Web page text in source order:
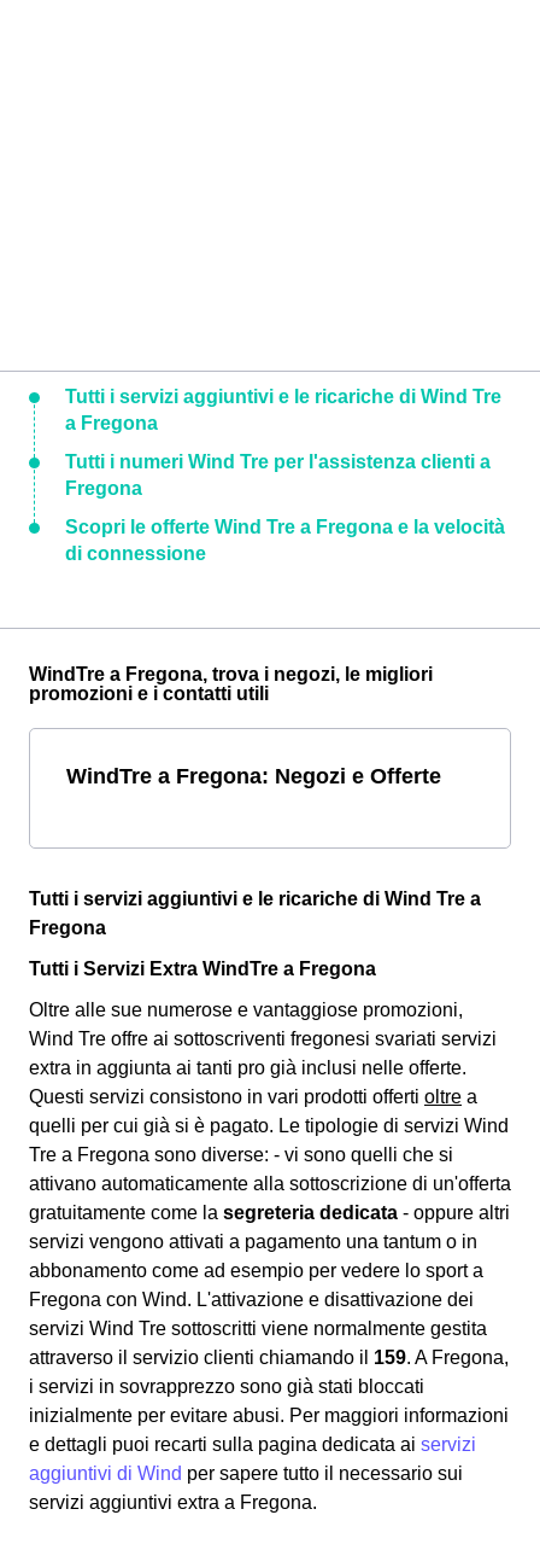
Tutti i servizi aggiuntivi e le ricariche di Wind Tre
a Fregona
Tutti i numeri Wind Tre per l'assistenza clienti a
Fregona
Scopri le offerte Wind Tre a Fregona e la velocità
di connessione
WindTre a Fregona, trova i negozi, le migliori
promozioni e i contatti utili
WindTre a Fregona: Negozi e Offerte
Tutti i servizi aggiuntivi e le ricariche di Wind Tre a
Fregona
Tutti i Servizi Extra WindTre a Fregona
Oltre alle sue numerose e vantaggiose promozioni,
Wind Tre offre ai sottoscriventi fregonesi svariati servizi
extra in aggiunta ai tanti pro già inclusi nelle offerte.
Questi servizi consistono in vari prodotti offerti oltre a
quelli per cui già si è pagato. Le tipologie di servizi Wind
Tre a Fregona sono diverse: - vi sono quelli che si
attivano automaticamente alla sottoscrizione di un'offerta
gratuitamente come la segreteria dedicata - oppure altri
servizi vengono attivati a pagamento una tantum o in
abbonamento come ad esempio per vedere lo sport a
Fregona con Wind. L'attivazione e disattivazione dei
servizi Wind Tre sottoscritti viene normalmente gestita
attraverso il servizio clienti chiamando il 159. A Fregona,
i servizi in sovrapprezzo sono già stati bloccati
inizialmente per evitare abusi. Per maggiori informazioni
e dettagli puoi recarti sulla pagina dedicata ai servizi
aggiuntivi di Wind per sapere tutto il necessario sui
servizi aggiuntivi extra a Fregona.